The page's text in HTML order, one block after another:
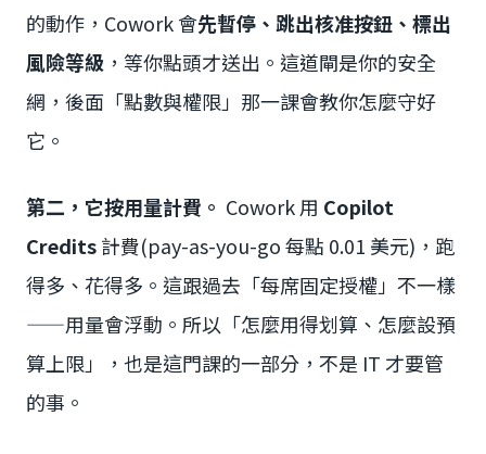
的動作，Cowork 會先暫停、跳出核准按鈕、標出
風險等級 ，等你點頭才送出。這道閘是你的安全
網，後面「點數與權限」那一課會教你怎麼守好
它。
第二，它按用量計費。 Cowork 用 Copilot
Credits計費(pay-as-you-go 每點 0.01 美元)，跑
得多、花得多。這跟過去「每席固定授權」不一樣
——用量會浮動。所以「怎麼用得划算、怎麼設預
算上限」，也是這門課的一部分，不是 IT 才要管
的事。